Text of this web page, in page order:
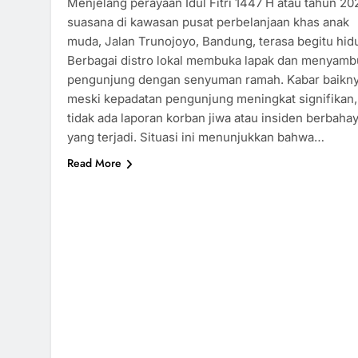
suasana di kawasan pusat perbelanjaan khas anak
muda, Jalan Trunojoyo, Bandung, terasa begitu
Berbagai distro lokal membuka lapak dan
pengunjung dengan senyuman ramah. Kabar
meski kepadatan pengunjung meningkat signifikan,
tidak ada laporan korban jiwa atau insiden
yang terjadi. Situasi ini menunjukkan bahwa…
Read More